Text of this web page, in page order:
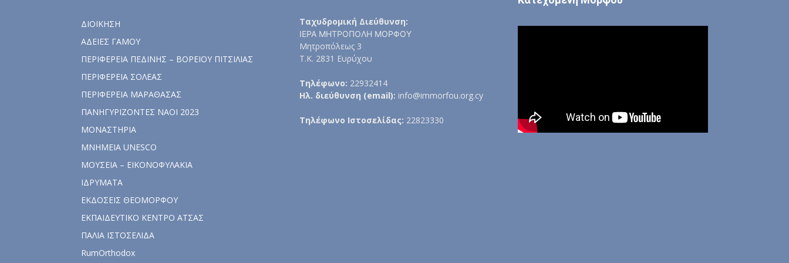
ΔΙΟΙΚΗΣΗ
ΑΔΕΙΕΣ ΓΑΜΟΥ
ΠΕΡΙΦΕΡΕΙΑ ΠΕΔΙΝΗΣ – ΒΟΡΕΙΟΥ ΠΙΤΣΙΛΙΑΣ
ΠΕΡΙΦΕΡΕΙΑ ΣΟΛΕΑΣ
ΠΕΡΙΦΕΡΕΙΑ ΜΑΡΑΘΑΣΑΣ
ΠΑΝΗΓΥΡΙΖΟΝΤΕΣ ΝΑΟΙ 2023
ΜΟΝΑΣΤΗΡΙΑ
ΜΝΗΜΕΙΑ UNESCO
ΜΟΥΣΕΙΑ – ΕΙΚΟΝΟΦΥΛΑΚΙΑ
ΙΔΡΥΜΑΤΑ
ΕΚΔΟΣΕΙΣ ΘΕΟΜΟΡΦΟΥ
ΕΚΠΑΙΔΕΥΤΙΚΟ ΚΕΝΤΡΟ ΑΤΣΑΣ
ΠΑΛΙΑ ΙΣΤΟΣΕΛΙΔΑ
RumOrthodox
Ταχυδρομική Διεύθυνση:
ΙΕΡΑ ΜΗΤΡΟΠΟΛΗ ΜΟΡΦΟΥ
Μητροπόλεως 3
Τ.Κ. 2831 Ευρύχου
Τηλέφωνο: 22932414
Ηλ. διεύθυνση (email): info@immorfou.org.cy
Τηλέφωνο Ιστοσελίδας: 22823330